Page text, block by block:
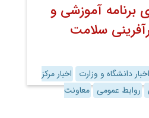
برنامه آموزشی و
سلامت
اخبار دانشگاه و وزارت
اخبار مرکز
روابط عمومی معاونت